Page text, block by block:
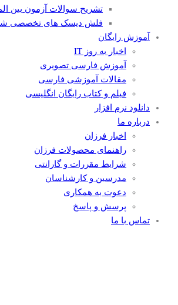
تشریح سوالات آزمون بین
فلش دیسک های تخصصی
آموزش رایگان
اخبار به روز IT
آموزش فارسی تصویری
مقالات آموزشی فارسی
فیلم و کتاب رایگان انگلیسی
دانلود نرم افزار
درباره ما
اخبار فرزان
راهنمای محصولات فرزان
شرایط مقررات و گارانتی
مدرسین و کارشناسان
دعوت به همکاری
پرسش و پاسخ
تماس با ما